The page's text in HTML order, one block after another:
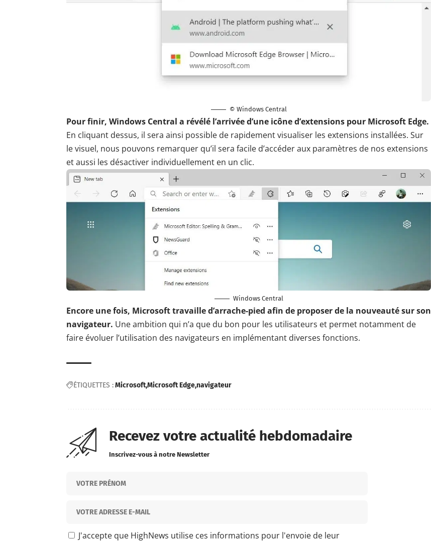
© Windows Central
Pour finir, Windows Central a révélé l’arrivée d’une icône d’extensions pour Microsoft Edge.
En cliquant dessus, il sera ainsi possible de rapidement visualiser les extensions installées. Sur
le visuel, nous pouvons remarquer qu’il sera facile d’accéder aux paramètres de nos extensions
et aussi les désactiver individuellement en un clic.
Windows Central
Encore une fois, Microsoft travaille d’arrache-pied afin de proposer de la nouveauté sur son
navigateur. Une ambition qui n’a que du bon pour les utilisateurs et permet notamment de
faire évoluer l’utilisation des navigateurs en implémentant diverses fonctions.
ÉTIQUETTES :MicrosoftMicrosoft Edgenavigateur
Recevez votre actualité hebdomadaire
Inscrivez-vous à notre Newsletter
J'accepte que HighNews utilise ces informations pour l'envoie de leur